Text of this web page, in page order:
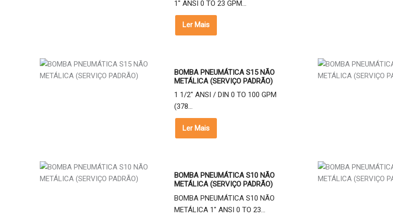
1" ANSI 0 TO 23 GPM...
Ler Mais
BOMBA PNEUMÁTICA S15 NÃO
METÁLICA (SERVIÇO PADRÃO)
1 1/2" ANSI / DIN 0 TO 100 GPM
(378...
Ler Mais
BOMBA PNEUMÁTICA S10 NÃO
METÁLICA (SERVIÇO PADRÃO)
BOMBA PNEUMÁTICA S10 NÃO
METÁLICA 1" ANSI 0 TO 23...